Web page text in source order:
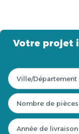
Votre projet